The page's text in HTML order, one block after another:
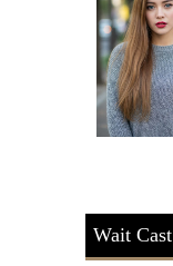
Wait Cast